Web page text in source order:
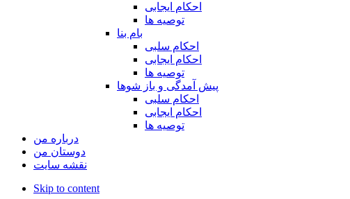
احکام ایجابی
توصیه ها
بام بنا
احکام سلبی
احکام ایجابی
توصیه ها
پیش آمدگی و باز شوها
احکام سلبی
احکام ایجابی
توصیه ها
درباره من
دوستان من
نقشه سایت
Skip to content